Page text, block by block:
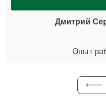
Дмитрий
Опыт